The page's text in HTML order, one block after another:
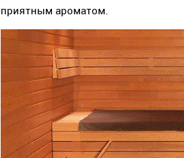
приятным ароматом.